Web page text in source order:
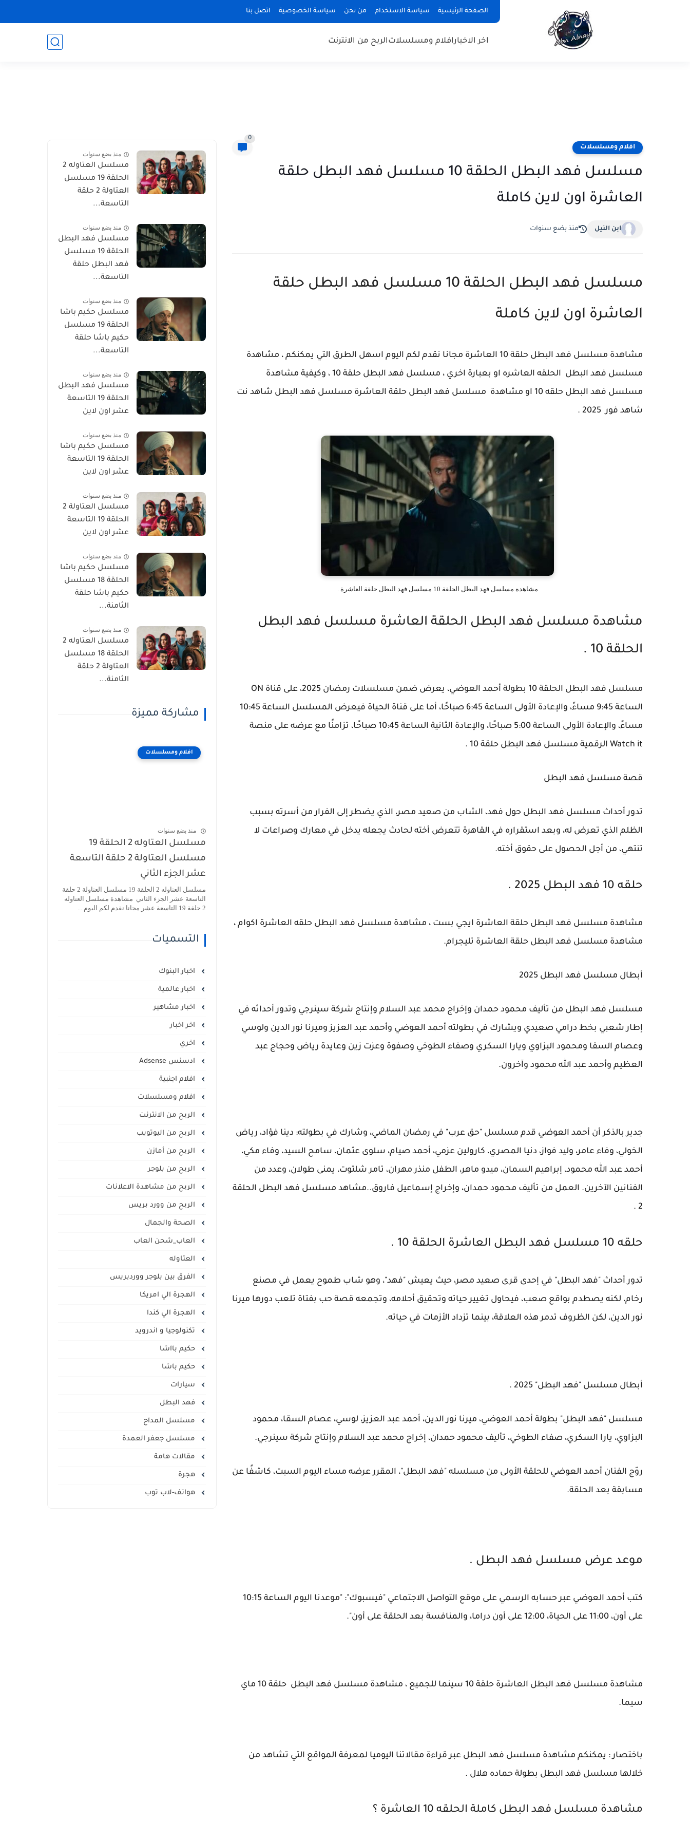
الصفحة الرئيسية سياسة الاستخدام من نحن سياسة الخصوصية اتصل بنا
اخر الاخبارافلام ومسلسلاتالربح من الانترنت
افلام ومسلسلات
0
مسلسل فهد البطل الحلقة 10 مسلسل فهد البطل حلقة
العاشرة اون لاين كاملة
ابن النيل منذ بضع سنوات
مسلسل فهد البطل الحلقة 10 مسلسل فهد البطل حلقة
العاشرة اون لاين كاملة
مشاهدة مسلسل فهد البطل حلقة 10 العاشرة مجانا نقدم لكم اليوم اسهل الطرق التي يمكنكم ، مشاهدة
مسلسل فهد البطل الحلقه العاشره او بعبارة اخري ، مسلسل فهد البطل حلقة 10 ، وكيفية مشاهدة
مسلسل فهد البطل حلقه 10 او مشاهدة مسلسل فهد البطل حلقة العاشرة مسلسل فهد البطل شاهد نت
شاهد فور 2025 .
مشاهده مسلسل فهد البطل الحلقة 10 مسلسل فهد البطل حلقة العاشرة .
مشاهدة مسلسل فهد البطل الحلقة العاشرة مسلسل فهد البطل
الحلقة 10 .
مسلسل فهد البطل الحلقة 10 بطولة أحمد العوضي، يعرض ضمن مسلسلات رمضان 2025، على قناة ON
الساعة 9:45 مساءً، والإعادة الأولى الساعة 6:45 صباحًا، أما على قناة الحياة فيعرض المسلسل الساعة 10:45
مساءً، والإعادة الأولى الساعة 5:00 صباحًا، والإعادة الثانية الساعة 10:45 صباحًا، تزامنًا مع عرضه على منصة
Watch it الرقمية مسلسل فهد البطل حلقة 10 .
قصة مسلسل فهد البطل
تدور أحداث مسلسل فهد البطل حول فهد، الشاب من صعيد مصر، الذي يضطر إلى الفرار من أسرته بسبب
الظلم الذي تعرض له، وبعد استقراره في القاهرة تتعرض أخته لحادث يجعله يدخل في معارك وصراعات لا
تنتهي، من أجل الحصول على حقوق أخته.
حلقه 10 فهد البطل 2025 .
مشاهدة مسلسل فهد البطل حلقة العاشرة ايجي بست ، مشاهدة مسلسل فهد البطل حلقه العاشرة اكوام ،
مشاهدة مسلسل فهد البطل حلقة العاشرة تليجرام.
أبطال مسلسل فهد البطل 2025
مسلسل فهد البطل من تأليف محمود حمدان وإخراج محمد عبد السلام وإنتاج شركة سينرجي وتدور أحداثه في
إطار شعبي بخط درامي صعيدي ويشارك في بطولته أحمد العوضي وأحمد عبد العزيز وميرنا نور الدين ولوسي
وعصام السقا ومحمود البزاوي ويارا السكري وصفاء الطوخي وصفوة وعزت زين وعايدة رياض وحجاج عبد
العظيم وأحمد عبد الله محمود وآخرون.
جدير بالذكر أن أحمد العوضي قدم مسلسل "حق عرب" في رمضان الماضي، وشارك في بطولته: دينا فؤاد، رياض
الخولي، وفاء عامر، وليد فواز، دنيا المصري، كارولين عزمي، أحمد صيام، سلوى عثمان، سامح السيد، وفاء مكي،
أحمد عبد الله محمود، إبراهيم السمان، ميدو ماهر، الطفل منذر مهران، تامر شلتوت، يمنى طولان، وعدد من
الفنانين الآخرين. العمل من تأليف محمود حمدان، وإخراج إسماعيل فاروق..مشاهد مسلسل فهد البطل الحلقة
2 .
حلقه 10 مسلسل فهد البطل العاشرة الحلقة 10 .
تدور أحداث "فهد البطل" في إحدى قرى صعيد مصر، حيث يعيش "فهد"، وهو شاب طموح يعمل في مصنع
رخام، لكنه يصطدم بواقع صعب، فيحاول تغيير حياته وتحقيق أحلامه، وتجمعه قصة حب بفتاة تلعب دورها ميرنا
نور الدين، لكن الظروف تدمر هذه العلاقة، بينما تزداد الأزمات في حياته.
أبطال مسلسل "فهد البطل" 2025 .
مسلسل "فهد البطل" بطولة أحمد العوضي، ميرنا نور الدين، أحمد عبد العزيز، لوسي، عصام السقا، محمود
البزاوي، يارا السكري، صفاء الطوخي، تأليف محمود حمدان، إخراج محمد عبد السلام وإنتاج شركة سينرجي.
روّج الفنان أحمد العوضي للحلقة الأولى من مسلسله "فهد البطل"، المقرر عرضه مساء اليوم السبت، كاشفًا عن
مسابقة بعد الحلقة.
موعد عرض مسلسل فهد البطل .
كتب أحمد العوضي عبر حسابه الرسمي على موقع التواصل الاجتماعي "فيسبوك": "موعدنا اليوم الساعة 10:15
على أون، 11:00 على الحياة، 12:00 على أون دراما، والمنافسة بعد الحلقة على أون".
مشاهدة مسلسل فهد البطل العاشرة حلقة 10 سينما للجميع ، مشاهدة مسلسل فهد البطل حلقة 10 ماي
سيما.
باختصار : يمكنكم مشاهدة مسلسل فهد البطل عبر قراءة مقالاتنا اليوميا لمعرفة المواقع التي تشاهد من
خلالها مسلسل فهد البطل بطولة حماده هلال .
مشاهدة مسلسل فهد البطل كاملة الحلقه 10 العاشرة ؟
منذ بضع سنوات
مسلسل العتاوله 2
الحلقة 19 مسلسل
العتاولة 2 حلقة
التاسعة...
منذ بضع سنوات
مسلسل فهد البطل
الحلقة 19 مسلسل
فهد البطل حلقة
التاسعة...
منذ بضع سنوات
مسلسل حكيم باشا
الحلقة 19 مسلسل
حكيم باشا حلقة
التاسعة...
منذ بضع سنوات
مسلسل فهد البطل
الحلقة 19 التاسعة
عشر اون لاين
منذ بضع سنوات
مسلسل حكيم باشا
الحلقة 19 التاسعة
عشر اون لاين
منذ بضع سنوات
مسلسل العتاولة 2
الحلقة 19 التاسعة
عشر اون لاين
منذ بضع سنوات
مسلسل حكيم باشا
الحلقة 18 مسلسل
حكيم باشا حلقة
الثامنة...
منذ بضع سنوات
مسلسل العتاوله 2
الحلقة 18 مسلسل
العتاولة 2 حلقة
الثامنة...
مشاركة مميزة
افلام ومسلسلات
منذ بضع سنوات
مسلسل العتاوله 2 الحلقة 19
مسلسل العتاولة 2 حلقة التاسعة
عشر الجزء الثاني
مسلسل العتاوله 2 الحلقة 19 مسلسل العتاولة 2 حلقة
التاسعة عشر الجزء الثاني مشاهدة مسلسل العتاوله
2 حلقة 19 التاسعة عشر مجانا نقدم لكم اليوم ...
التسميات
اخبار البنوك
اخبار عالمية
اخبار مشاهير
اخر اخبار
اخري
ادسنس Adsense
افلام اجنبية
افلام ومسلسلات
الربح من الانترنت
الربح من اليوتويب
الربح من أمازن
الربح من بلوجر
الربح من مشاهدة الاعلانات
الربح من وورد بريس
الصحة والجمال
العاب_شحن العاب
العتاوله
الفرق بين بلوجر ووردبريس
الهجرة الي امريكا
الهجرة الي كندا
تكنولوجيا و اندرويد
حكيم بااشا
حكيم باشا
سيارات
فهد البطل
مسلسل المداح
مسلسل جعفر العمدة
مقالات هامة
هجرة
هواتف-لاب توب